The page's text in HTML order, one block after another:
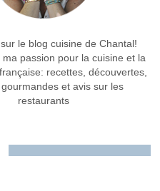
*
le blog cuisine de Chantal!
ma passion pour la cuisine et la
recettes, découvertes,
et avis sur les
restaurants